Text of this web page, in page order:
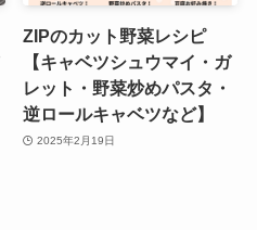
ZIPのカット野菜レシピ
【キャベツシュウマイ・ガ
レット・野菜炒めパスタ・
逆ロールキャベツなど】
2025年2月19日